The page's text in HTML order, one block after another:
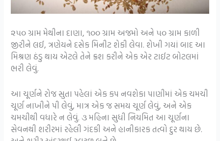
૨૫૦ ગ્રામ મેથીના દાણા, ૧૦૦ ગ્રામ અજમો અને ૫૦ ગ્રામ કાળી
જીરીને લઈ, ત્રણેયને દસેક મિનીટ શેકી લેવા. શેખી ગયાં બાદ આ
મિશ્રણ ઠંડુ થાય એટલે તેને ક્રશ કરીને એક એર ટાઈટ બોટલમાં
ભરી લેવું.
આ ચૂર્ણને રોજ સુતા પહેલાં એક કપ નવશેકા પાણીમાં એક ચમચી
ચૂર્ણ નાખીને પી લેવું, માત્ર એક જ સમય ચૂર્ણ લેવું, અને એક
ચમચીથી વધારે ન લેવું. ૩ મહિના સુધી નિયમિત આ ચૂર્ણના
સેવનથી શરીરમાં રહેલી ગંદકી અને હાનીકારક તત્વો દુર થાય છે.